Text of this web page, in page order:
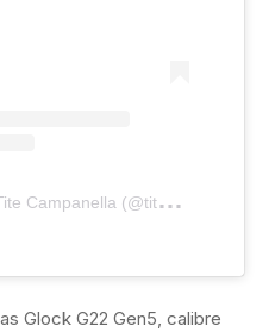
A
post shared by Tite Campanella (@titecampanella)
Glock G22 Gen5, calibre